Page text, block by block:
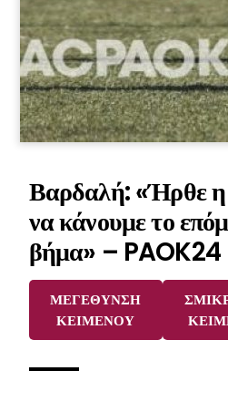
Βαρδαλή: «Ήρθε
να κάνουμε το
βήμα» – PAOK24
ΜΕΓΕΘΥΝΣΗ
ΚΕΙΜΕΝΟΥ